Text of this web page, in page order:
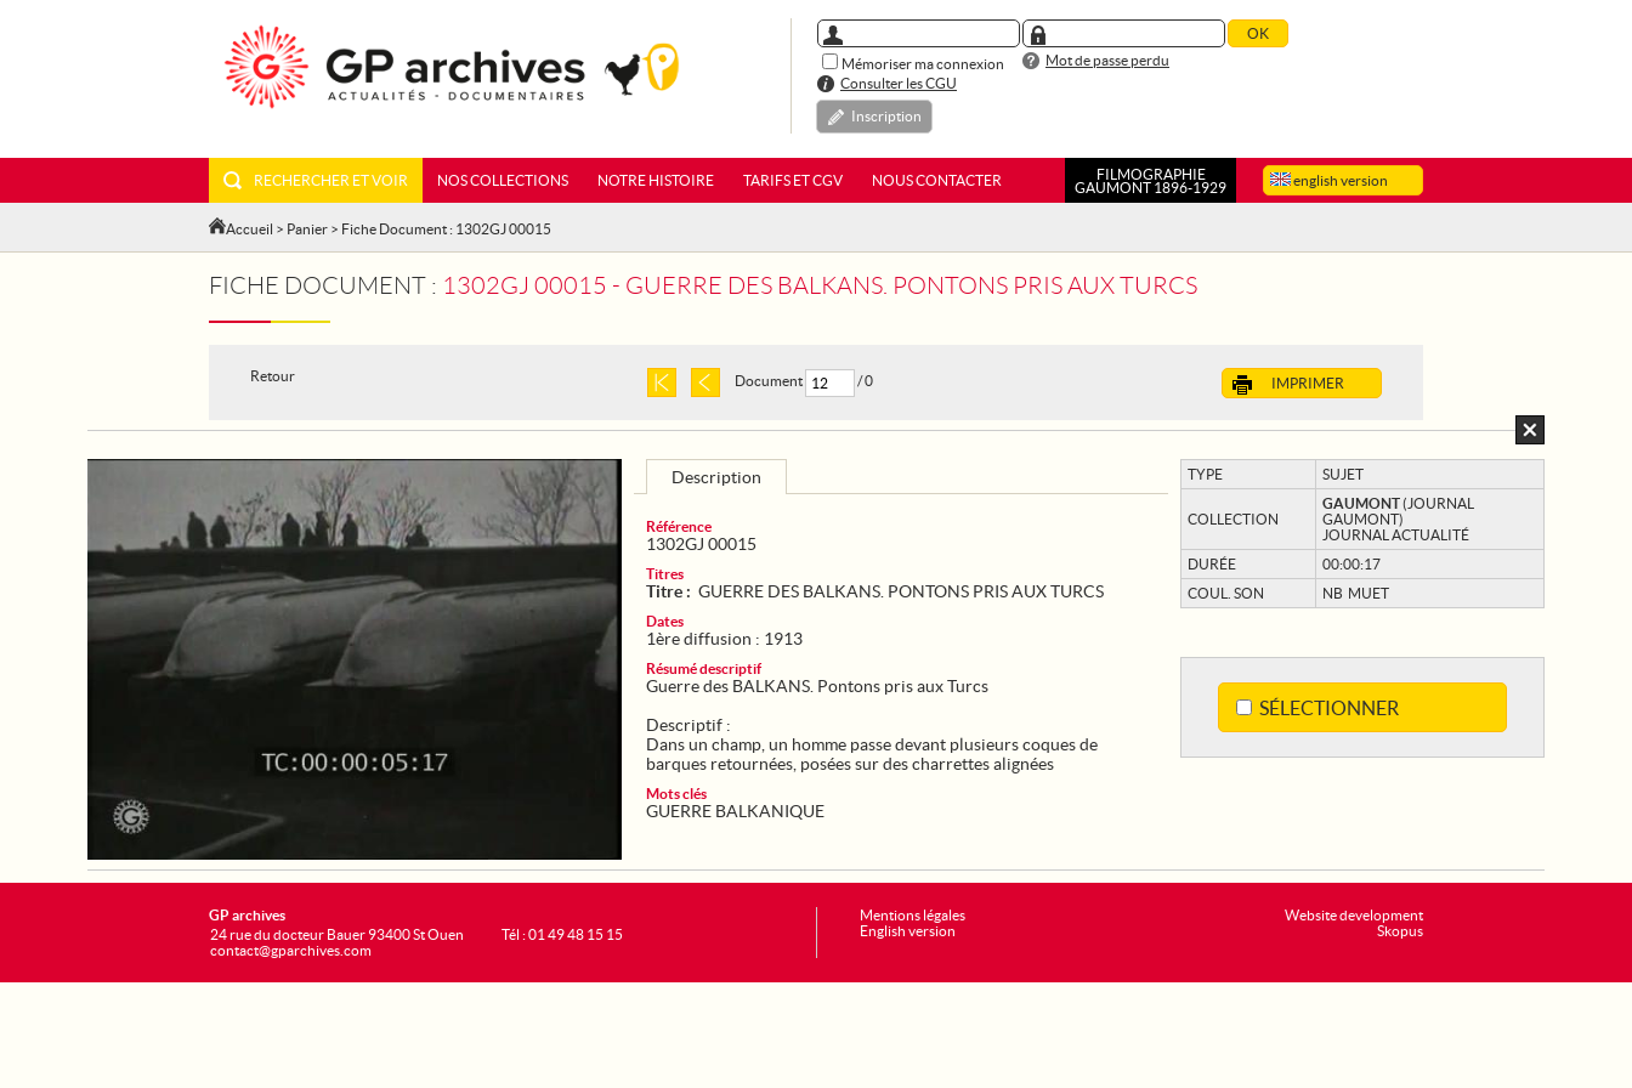
Mémoriser ma connexion
Mot de passe perdu
Consulter les CGU
Inscription
english version
RECHERCHER ET VOIR NOS COLLECTIONS NOTRE HISTOIRE TARIFS ET CGV NOUS CONTACTER
FILMOGRAPHIE
GAUMONT 1896-1929
Accueil > Panier > Fiche Document : 1302GJ 00015
FICHE DOCUMENT : 1302GJ 00015 - GUERRE DES BALKANS. PONTONS PRIS AUX TURCS
Retour IMPRIMER
Document / 0
TYPE SUJET
COLLECTION
GAUMONT(JOURNAL
GAUMONT)
JOURNAL ACTUALITÉ
DURÉE
00:00:17
COUL. SON
NB MUET
SÉLECTIONNER
Description
Référence
1302GJ 00015
Titres
Titre : GUERRE DES BALKANS. PONTONS PRIS AUX TURCS
Dates
1ère diffusion : 1913
Résumé descriptif
Guerre des BALKANS. Pontons pris aux Turcs
Descriptif :
Dans un champ, un homme passe devant plusieurs coques de
barques retournées, posées sur des charrettes alignées
Mots clés
GUERRE BALKANIQUE
Website development
Skopus
GP archives
24 rue du docteur Bauer 93400 St Ouen
contact@gparchives.com
Tél : 01 49 48 15 15
Mentions légales
English version